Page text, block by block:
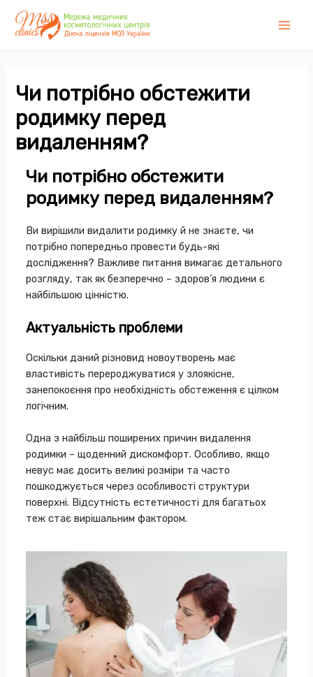
вмісту
Чи потрібно обстежити
родимку перед
видаленням?
Чи потрібно обстежити
родимку перед видаленням?
Ви вирішиливидалити родимку й не знаєте, чи
потрібно попередньо провести будь-які
дослідження? Важливе питання вимагає детального
розгляду, так як безперечно – здоров’я людини є
найбільшою цінністю.
Актуальність проблеми
Оскільки даний різновид новоутворень має
властивість перероджуватися у злоякісне,
занепокоєння про необхідність обстеження є цілком
логічним.
Одна з найбільш поширених причин видалення
родимки – щоденний дискомфорт. Особливо, якщо
невус має досить великі розміри та часто
пошкоджується через особливості структури
поверхні. Відсутність естетичності для багатьох
теж стає вирішальним фактором.